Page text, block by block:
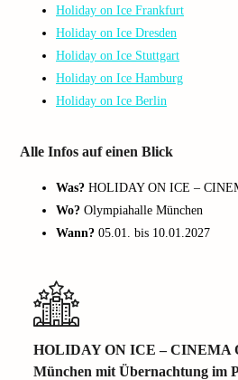
Holiday on Ice Frankfurt
Holiday on Ice Dresden
Holiday on Ice Stuttgart
Holiday on Ice Hamburg
Holiday on Ice Berlin
Alle Infos auf einen Blick
Was? HOLIDAY ON ICE –
Wo? Olympiahalle München
Wann? 05.01. bis 10.01.2027
HOLIDAY ON ICE – CINEMA
München mit Übernachtung im